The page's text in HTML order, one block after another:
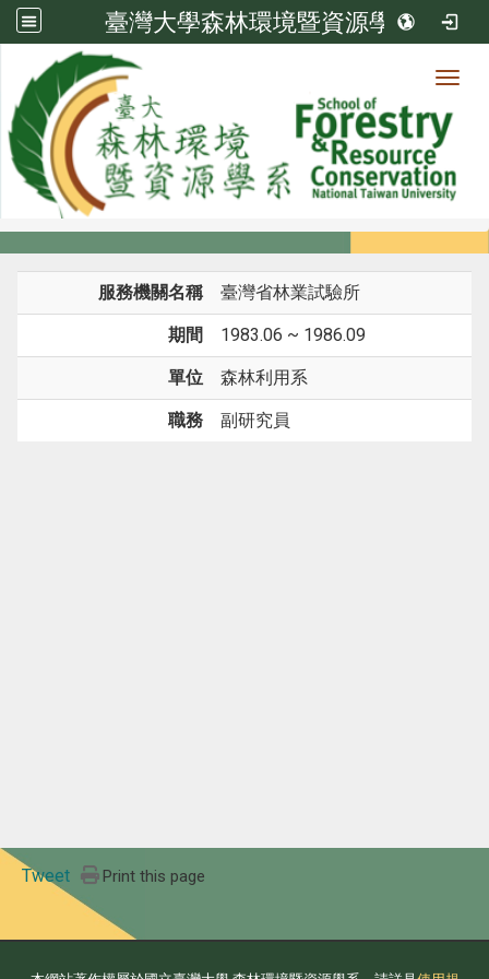
臺灣大學森林環境暨資源學系
系所成員
系所成員
服務機關名稱 臺灣省林業試驗所
期間 1983.06 ~ 1986.09
單位 森林利用系
職務 副研究員
Tweet Print this page